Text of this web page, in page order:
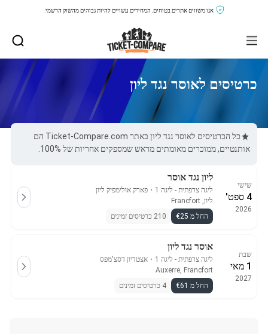
אנו משווים אתרים בטוחים, המחירים עשויים להיות גבוהים מהשוק הרשמי.
כרטיסים לאוסר נגד ליון
כל הכרטיסים לאוסר נגד ליון באתר Ticket-Compare.com הם
אותנטיים, ממוכרים מאומתים מראש שמספקים אחריות של 100%.
שישי
4 ספט'
2026
ליון נגד אוסר
ליגה צרפתית - ליגה 1 ・ פארק אולימפיק ליון
ליון, Francfort
החל מ €25
210 כרטיסים זמינים
שבת
1 מאי
2027
אוסר נגד ליון
ליגה צרפתית - ליגה 1 ・ אצטדיון דסצ'מפס
Auxerre, Francfort
החל מ €61
4 כרטיסים זמינים